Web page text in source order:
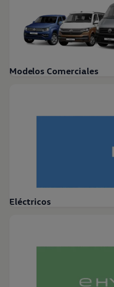
Modelos Comerciales
Eléctricos